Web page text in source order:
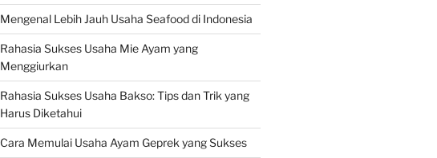
Mengenal Lebih Jauh Usaha Seafood di Indonesia
Rahasia Sukses Usaha Mie Ayam yang
Menggiurkan
Rahasia Sukses Usaha Bakso: Tips dan Trik yang
Harus Diketahui
Cara Memulai Usaha Ayam Geprek yang Sukses